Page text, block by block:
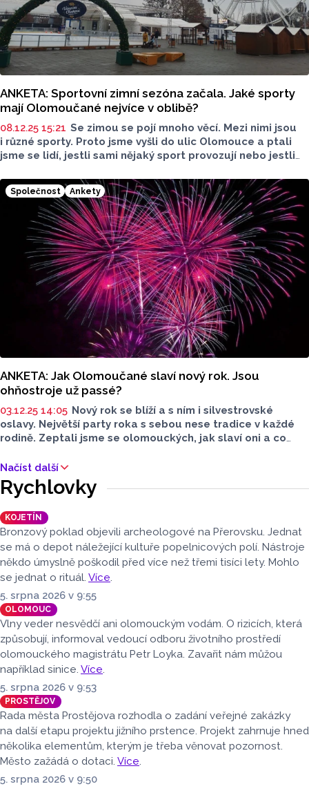
ANKETA: Sportovní zimní sezóna začala. Jaké sporty
mají Olomoučané nejvíce v oblibě?
08.12.25 15:21 Se zimou se pojí mnoho věcí. Mezi nimi jsou
i různé sporty. Proto jsme vyšli do ulic Olomouce a ptali
jsme se lidí, jestli sami nějaký sport provozují nebo jestli
Společnost Ankety
ANKETA: Jak Olomoučané slaví nový rok. Jsou
ohňostroje už passé?
03.12.25 14:05 Nový rok se blíží a s ním i silvestrovské
oslavy. Největší party roka s sebou nese tradice v každé
rodině. Zeptali jsme se olomouckých, jak slaví oni a co
než ohňostroje?
Načíst další
Rychlovky
KOJETÍN
Bronzový poklad objevili archeologové na Přerovsku. Jednat
se má o depot náležející kultuře popelnicových polí. Nástroje
někdo úmyslně poškodil před více než třemi tisíci lety. Mohlo
se jednat o rituál. Více.
5. srpna 2026 v 9:55
OLOMOUC
Vlny veder nesvědčí ani olomouckým vodám. O rizicích, která
způsobují, informoval vedoucí odboru životního prostředí
olomouckého magistrátu Petr Loyka. Zavařit nám můžou
například sinice. Více.
5. srpna 2026 v 9:53
PROSTĚJOV
Rada města Prostějova rozhodla o zadání veřejné zakázky
na další etapu projektu jižního prstence. Projekt zahrnuje hned
několika elementům, kterým je třeba věnovat pozornost.
Město zažádá o dotaci. Více.
5. srpna 2026 v 9:50